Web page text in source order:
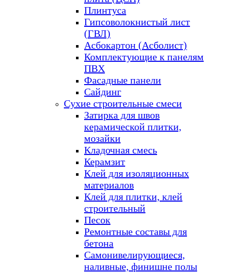
Плинтуса
Гипсоволокнистый лист
(ГВЛ)
Асбокартон (Асболист)
Комплектующие к панелям
ПВХ
Фасадные панели
Сайдинг
Сухие строительные смеси
Затирка для швов
керамической плитки,
мозайки
Кладочная смесь
Керамзит
Клей для изоляционных
материалов
Клей для плитки, клей
строительный
Песок
Ремонтные составы для
бетона
Самонивелирующиеся,
наливные, финишне полы